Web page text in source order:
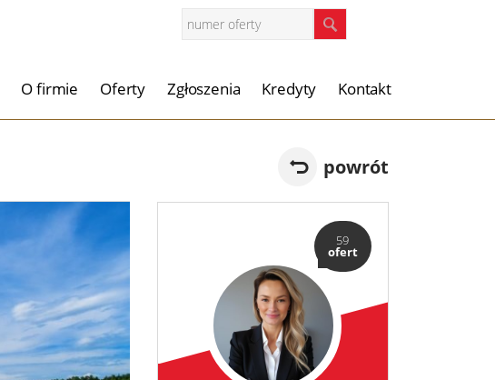
O firmie Oferty Zgłoszenia Kredyty Kontakt
powrót
59
ofert